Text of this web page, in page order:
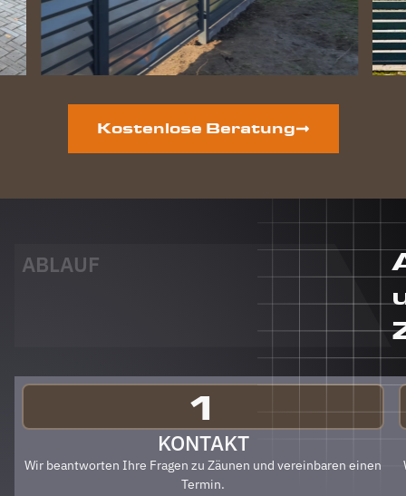
gewonnene
Freiheit.
Auf der
vorderen
ist auch
noch ein
Dieser
Auftrag
auch an
gehen.
Klare
Empfehlung
PS Nach
Fertigstellung,
zum Dank
Kostenlose Beratung
ABLAUF
1
KONTAKT
Wir beantworten Ihre Fragen zu Zäunen und vereinbaren einen
Termin.